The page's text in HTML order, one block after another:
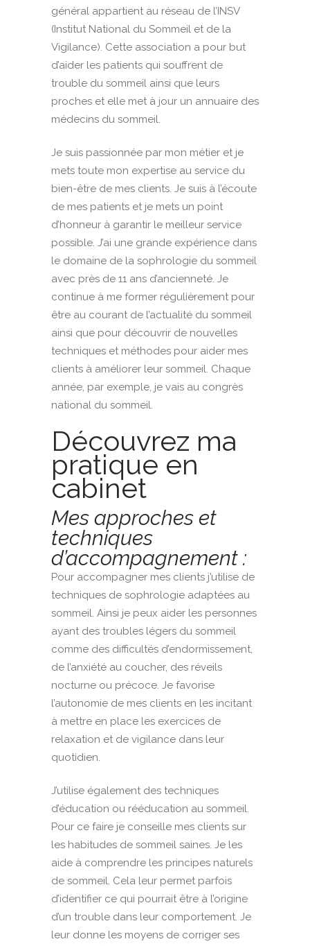
général appartient au réseau de l’INSV
(Institut National du Sommeil et de la
Vigilance). Cette association a pour but
d’aider les patients qui souffrent de
trouble du sommeil ainsi que leurs
proches et elle met à jour un annuaire des
médecins du sommeil.
Je suis passionnée par mon métier et je
mets toute mon expertise au service du
bien-être de mes clients. Je suis à l’écoute
de mes patients et je mets un point
d’honneur à garantir le meilleur service
possible. J’ai une grande expérience dans
le domaine de la sophrologie du sommeil
avec près de 11 ans d’ancienneté. Je
continue à me former régulièrement pour
être au courant de l’actualité du sommeil
ainsi que pour découvrir de nouvelles
techniques et méthodes pour aider mes
clients à améliorer leur sommeil. Chaque
année, par exemple, je vais au congrès
national du sommeil.
Découvrez ma
pratique en
cabinet
Mes approches et
techniques
d’accompagnement :
Pour accompagner mes clients j’utilise de
techniques de sophrologie adaptées au
sommeil. Ainsi je peux aider les personnes
ayant des troubles légers du sommeil
comme des difficultés d’endormissement,
de l’anxiété au coucher, des réveils
nocturne ou précoce. Je favorise
l’autonomie de mes clients en les incitant
à mettre en place les exercices de
relaxation et de vigilance dans leur
quotidien.
J’utilise également des techniques
d’éducation ou rééducation au sommeil.
Pour ce faire je conseille mes clients sur
les habitudes de sommeil saines. Je les
aide à comprendre les principes naturels
de sommeil. Cela leur permet parfois
d’identifier ce qui pourrait être à l’origine
d’un trouble dans leur comportement. Je
leur donne les moyens de corriger ses